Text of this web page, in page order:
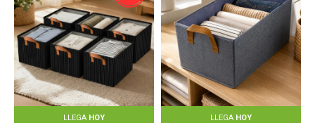
LLEGA HOY LLEGA HOY